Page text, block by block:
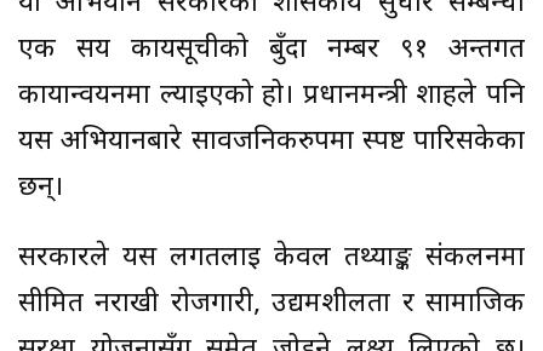
एक सय कार्यसूचीको बुँदा नम्बर ९१ अन्तर्गत
कार्यान्वयनमा ल्याइएको हो। प्रधानमन्त्री शाहले पनि
यस अभियानबारे सार्वजनिकरुपमा स्पष्ट पारिसकेका
छन्।
सरकारले यस लगतलाई केवल तथ्याङ्क संकलनमा
सीमित नराखी रोजगारी, उद्यमशीलता र सामाजिक